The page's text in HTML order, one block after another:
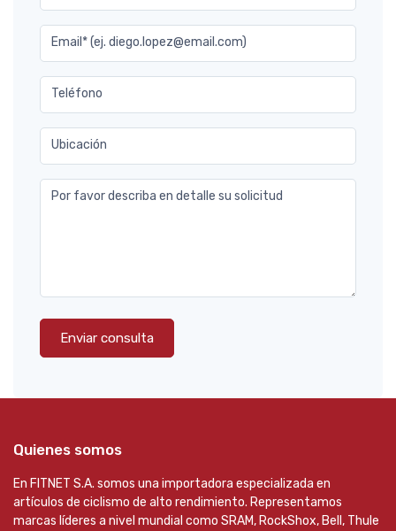
Email* (ej. diego.lopez@email.com)
Teléfono
Ubicación
Por favor describa en detalle su solicitud
Enviar consulta
Quienes somos
En FITNET S.A. somos una importadora especializada en
artículos de ciclismo de alto rendimiento. Representamos
marcas líderes a nivel mundial como SRAM, RockShox, Bell, Thule